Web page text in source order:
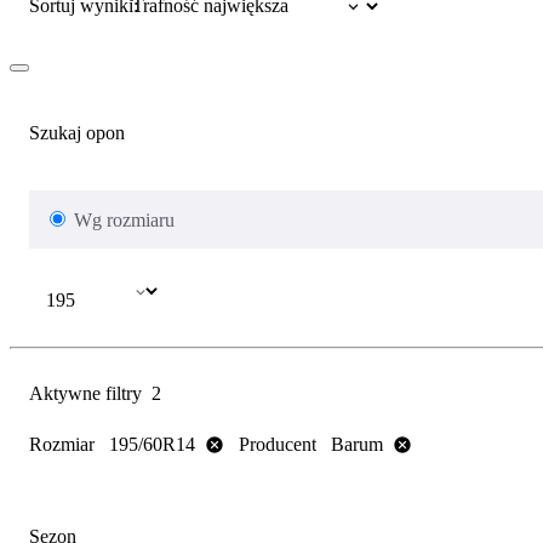
Sortuj wyniki:
Szukaj opon
Wg rozmiaru
Aktywne filtry 2
Rozmiar 195/60R14 Producent Barum
Sezon